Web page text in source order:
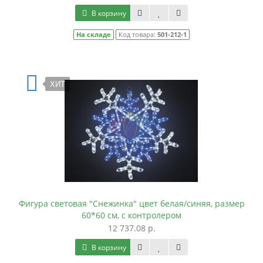
В корзину
На складе Код товара: 501-212-1
ХИТ
Фигура световая "Снежинка" цвет белая/синяя, размер
60*60 см, с контролером
12 737.08 р.
В корзину